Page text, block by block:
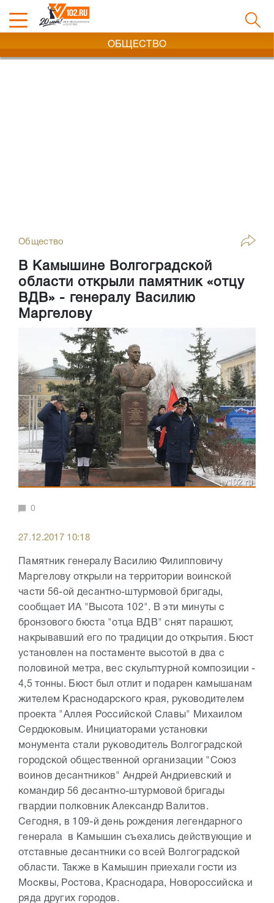
ОБЩЕСТВО
Общество
В Камышине Волгоградской
области открыли памятник «отцу
ВДВ» - генералу Василию
Маргелову
0
27.12.2017 10:18
Памятник генералу Василию Филипповичу
Маргелову открыли на территории воинской
части 56-ой десантно-штурмовой бригады,
сообщает ИА "Высота 102". В эти минуты с
бронзового бюста "отца ВДВ" снят парашют,
накрывавший его по традиции до открытия. Бюст
установлен на постаменте высотой в два с
половиной метра, вес скульптурной композиции -
4,5 тонны. Бюст был отлит и подарен камышанам
жителем Краснодарского края, руководителем
проекта "Аллея Российской Славы" Михаилом
Сердюковым. Инициаторами установки
монумента стали руководитель Волгоградской
городской общественной организации "Союз
воинов десантников" Андрей Андриевский и
командир 56 десантно-штурмовой бригады
гвардии полковник Александр Валитов.
Сегодня, в 109-й день рождения легендарного
генерала в Камышин съехались действующие и
отставные десантники со всей Волгоградской
области. Также в Камышин приехали гости из
Москвы, Ростова, Краснодара, Новороссийска и
ряда других городов.